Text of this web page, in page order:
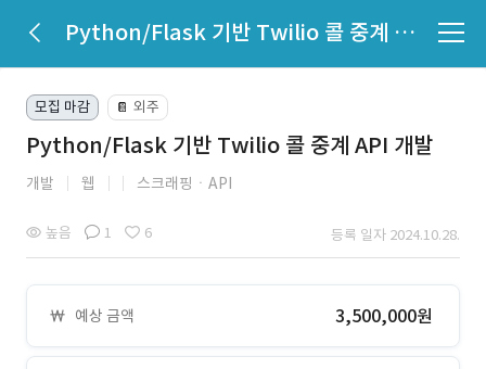
Python/Flask 기반 Twilio 콜 중계 API 개발
모집 마감 📔 외주
Python/Flask 기반 Twilio 콜 중계 API 개발
개발 웹 스크래핑ㆍAPI
높음 1 6 등록 일자 2024.10.28.
예상 금액 3,500,000원